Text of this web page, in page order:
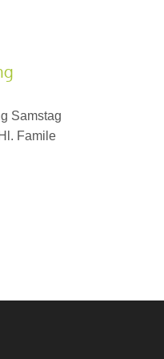
Samstag
Famile